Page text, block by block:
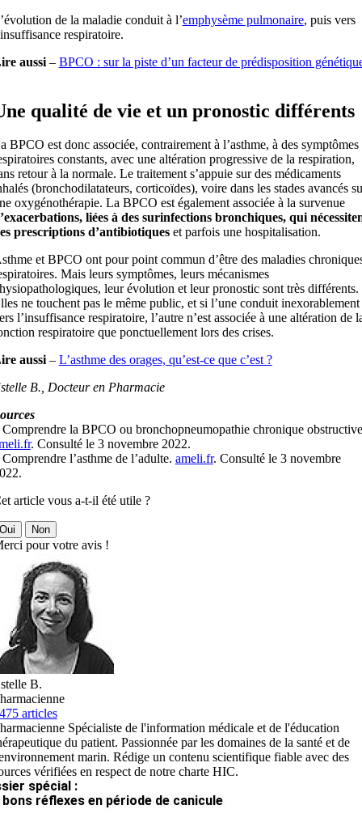
de la maladie conduit à l’emphysème pulmonaire, puis vers
respiratoire.
aussi– BPCO : sur la piste d’un facteur de prédisposition
qualité de vie et un pronostic différents
BPCO est donc associée, contrairement à l’asthme, à des symptômes
constants, avec une altération progressive de la respiration,
retour à la normale. Le traitement s’appuie sur des médicaments
(bronchodilatateurs, corticoïdes), voire dans les stades avancés
oxygénothérapie. La BPCO est également associée à la survenue
liées à des surinfections bronchiques, qui
prescriptions d’antibiotiqueset parfois une hospitalisation.
et BPCO ont pour point commun d’être des maladies
Mais leurs symptômes, leurs mécanismes
leur évolution et leur pronostic sont très différents.
ne touchent pas le même public, et si l’une conduit inexorablement
l’insuffisance respiratoire, l’autre n’est associée à une altération de
respiratoire que ponctuellement lors des crises.
aussi– L’asthme des orages, qu’est-ce que c’est ?
B., Docteur en Pharmacie
la BPCO ou bronchopneumopathie chronique
. Consulté le 3 novembre 2022.
l’asthme de l’adulte. ameli.fr. Consulté le 3 novembre
article vous a-t-il été utile ?
Non
pour votre avis !
B.
articles
Spécialiste de l'information médicale et de l'éducation
du patient. Passionnée par les domaines de la santé et de
marin. Rédige un contenu scientifique fiable avec des
vérifiées en respect de notre charte HIC.
spécial :
bons réflexes en période de canicule